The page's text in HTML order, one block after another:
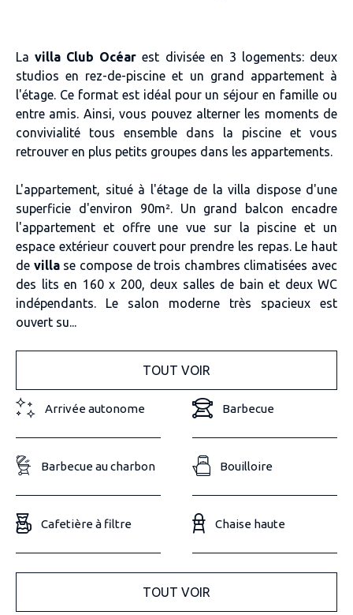
Lavilla Club Océar est divisée en 3 logements: deux
studios en rez-de-piscine et un grand appartement à
l'étage. Ce format est idéal pour un séjour en famille ou
entre amis. Ainsi, vous pouvez alterner les moments de
convivialité tous ensemble dans la piscine et vous
retrouver en plus petits groupes dans les appartements.
L'appartement, situé à l'étage de la villa dispose d'une
superficie d'environ 90m². Un grand balcon encadre
l'appartement et offre une vue sur la piscine et un
espace extérieurcouvert pour prendre les repas. Le haut
de villa se compose de trois chambres climatisées avec
des lits en 160 x 200, deux salles de bain et deux WC
indépendants. Le salon moderne très spacieux est
ouvert su...
TOUT VOIR
Arrivée autonome Barbecue
Barbecue au charbon Bouilloire
Cafetière à filtre Chaise haute
TOUT VOIR